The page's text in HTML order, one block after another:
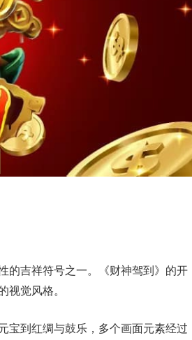
的吉祥符号之一。《财神驾到》的开
视觉风格。
宝到红绸与鼓乐，多个画面元素经过